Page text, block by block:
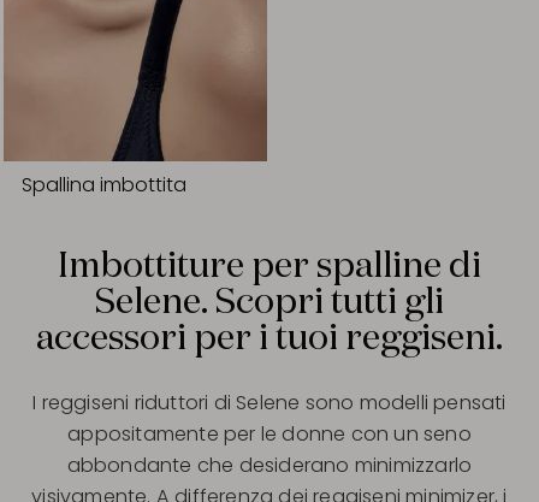
Spallina imbottita
Imbottiture per spalline di
Selene. Scopri tutti gli
accessori per i tuoi reggiseni.
I reggiseni riduttori di Selene sono modelli pensati
appositamente per le donne con un seno
abbondante che desiderano minimizzarlo